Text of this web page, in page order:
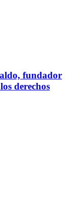
fundador
derechos